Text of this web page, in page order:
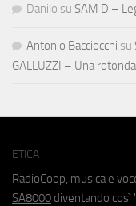
Danilo su SAM D –
Antonio Bacciocchi su
GALLUZZI – Una
ETICA
RadioCoop, musica e
SA8000 diventando così